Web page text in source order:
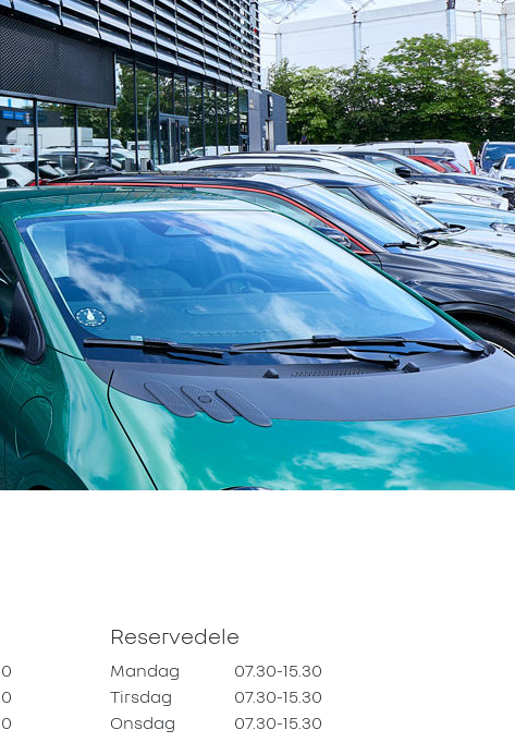
Reservedele
Mandag
07.30-15.30
Tirsdag
07.30-15.30
Onsdag
07.30-15.30